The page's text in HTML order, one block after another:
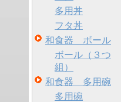
多用丼
フタ丼
和食器 ボール
ボール（３つ
組）
和食器 多用碗
多用碗